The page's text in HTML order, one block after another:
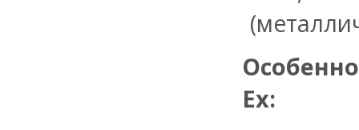
Ex: